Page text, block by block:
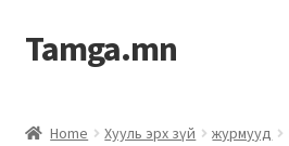
Tamga.mn
Home Хууль эрх зүй журмууд